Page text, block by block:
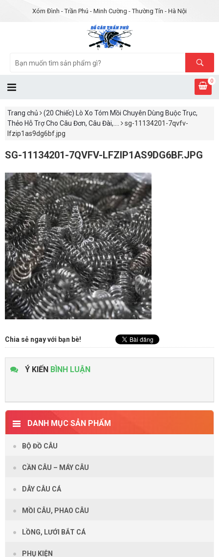
Xóm Đình - Trần Phú - Minh Cường - Thường Tín - Hà Nội
0
Trang chủ
(20 Chiếc) Lò Xo Tóm Mồi Chuyên Dùng Buộc Trục,
Thẻo Hỗ Trợ Cho Câu Đơn, Câu Đài,....
sg-11134201-7qvfv-
lfzip1as9dg6bf.jpg
SG-11134201-7QVFV-LFZIP1AS9DG6BF.JPG
Chia sẻ ngay với bạn bè!
Ý KIẾN BÌNH LUẬN
DANH MỤC SẢN PHẨM
BỘ ĐỒ CÂU
CẦN CÂU – MÁY CÂU
DÂY CÂU CÁ
MỒI CÂU, PHAO CÂU
LỒNG, LƯỚI BẮT CÁ
PHỤ KIỆN